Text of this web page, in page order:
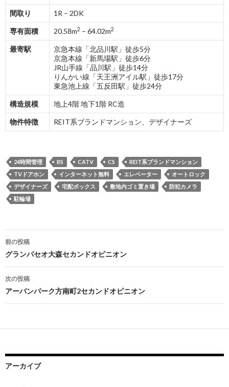
間取り 1R – 2DK
専有面積 20.58m2 – 64.02m2
最寄駅
京急本線「北品川駅」徒歩5分
京急本線「新馬場駅」徒歩6分
JR山手線「品川駅」徒歩14分
りんかい線「天王洲アイル駅」徒歩17分
東急池上線「五反田駅」徒歩24分
構造規模 地上4階 地下1階 RC造
物件特徴 REIT系ブランドマンション、デザイナーズ
24時間管理 BS CATV CS
REIT系ブランドマンション
TVドアホン
インターネット無料 エレベーター
オートロック
デザイナーズ
宅配ボックス 敷地内ゴミ置き場
防犯カメラ
駐輪場
投
稿
ナ
ビ
ゲ
ー
ョ
前の投稿
グランパセオ大森セカンドオピニオン
次の投稿
アーバンパーク方南町2セカンドオピニオン
アーカイブ